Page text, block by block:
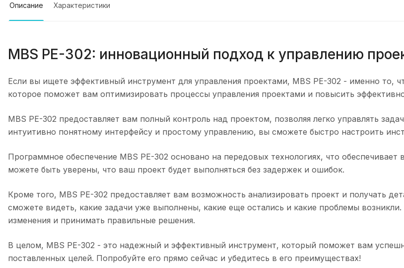
Описание Характеристики
MBS PE-302: инновационный подход к управлению
Если вы ищете эффективный инструмент для управления проектами, MBS PE-302 - именно то,
которое поможет вам оптимизировать процессы управления проектами и повысить
MBS PE-302 предоставляет вам полный контроль над проектом, позволяя легко управлять
интуитивно понятному интерфейсу и простому управлению, вы сможете быстро настроить
Программное обеспечение MBS PE-302 основано на передовых технологиях, что
можете быть уверены, что ваш проект будет выполняться без задержек и ошибок.
Кроме того, MBS PE-302 предоставляет вам возможность анализировать проект и получать
сможете видеть, какие задачи уже выполнены, какие еще остались и какие проблемы
изменения и принимать правильные решения.
В целом, MBS PE-302 - это надежный и эффективный инструмент, который поможет вам
поставленных целей. Попробуйте его прямо сейчас и убедитесь в его преимуществах!